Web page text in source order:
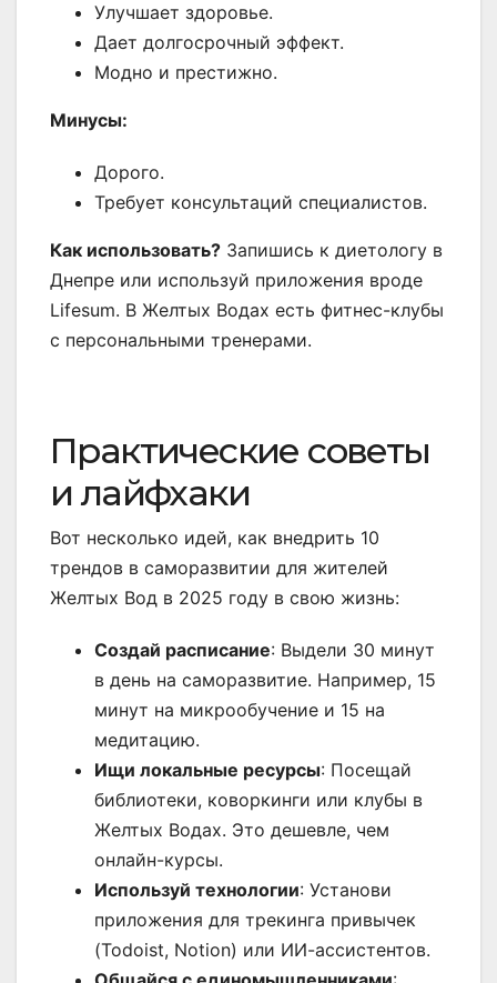
Улучшает здоровье.
Дает долгосрочный эффект.
Модно и престижно.
Минусы:
Дорого.
Требует консультаций специалистов.
Как использовать? Запишись к диетологу в
Днепре или используй приложения вроде
Lifesum. В Желтых Водах есть фитнес-клубы
с персональными тренерами.
Практические советы
и лайфхаки
Вот несколько идей, как внедрить 10
трендов в саморазвитии для жителей
Желтых Вод в 2025 году в свою жизнь:
Создай расписание: Выдели 30 минут
в день на саморазвитие. Например, 15
минут на микрообучение и 15 на
медитацию.
Ищи локальные ресурсы: Посещай
библиотеки, коворкинги или клубы в
Желтых Водах. Это дешевле, чем
онлайн-курсы.
Используй технологии: Установи
приложения для трекинга привычек
(Todoist, Notion) или ИИ-ассистентов.